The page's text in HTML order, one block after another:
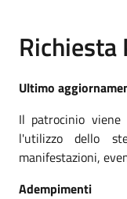
Ultimo
Il patrocinio viene
l'utilizzo dello
manifestazioni,
Adempimenti